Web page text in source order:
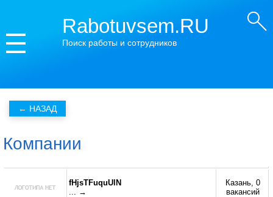
Rabotuvsem.RU
Поиск работы и сотрудников
Компании
fHjsTFuquUlN
... →
Казань, 0
вакансий